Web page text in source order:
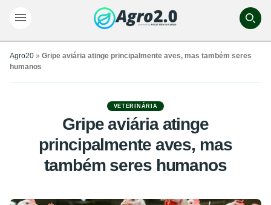
Agro20 » Gripe aviária atinge principalmente aves, mas também seres
humanos
VETERINÁRIA
Gripe aviária atinge
principalmente aves, mas
também seres humanos